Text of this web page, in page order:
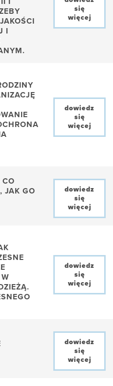
I
się
więcej
dowiedz
się
więcej
CO
JAK GO
dowiedz
się
więcej
dowiedz
się
więcej
dowiedz
się
więcej